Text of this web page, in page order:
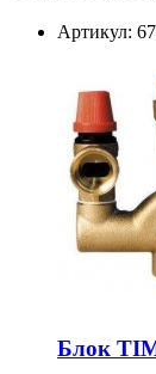
Артикул:
Блок